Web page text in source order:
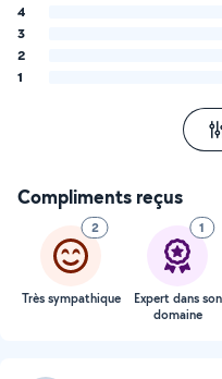
4
3
2
1
Compliments reçus
2
Très sympathique
1
Expert dans son
domaine